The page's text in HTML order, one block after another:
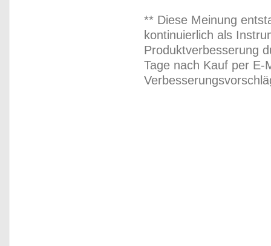
** Diese Meinung
kontinuierlich als
Produktverbesserung
Tage nach Kauf per E-